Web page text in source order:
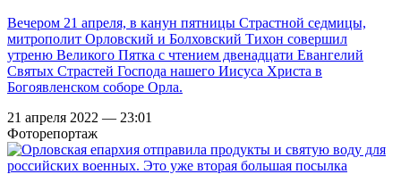
Вечером 21 апреля, в канун пятницы Страстной седмицы,
митрополит Орловский и Болховский Тихон совершил
утреню Великого Пятка с чтением двенадцати Евангелий
Святых Страстей Господа нашего Иисуса Христа в
Богоявленском соборе Орла.
21 апреля 2022 — 23:01
Фоторепортаж